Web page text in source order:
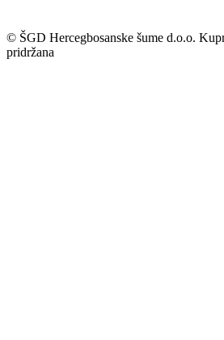
© ŠGD Hercegbosanske šume d.o.o.
pridržana